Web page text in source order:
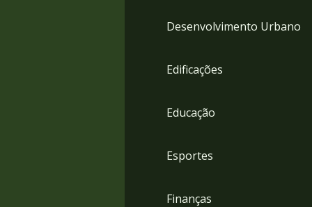
Desenvolvimento Urbano
Edificações
Educação
Esportes
Finanças